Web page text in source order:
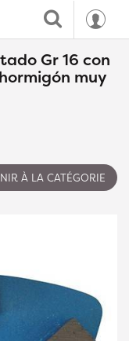
Gr 16 con
muy
À LA CATÉGORIE